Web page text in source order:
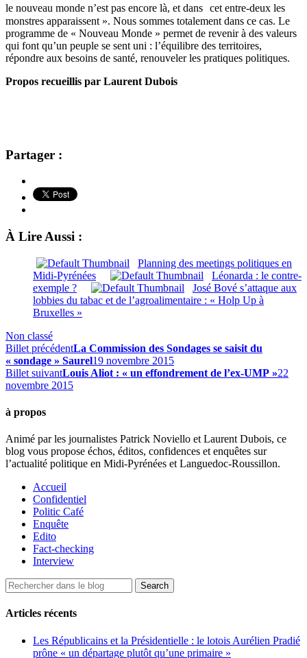
le nouveau monde n’est pas encore là, et dans cet entre-deux les
monstres apparaissent ». Nous sommes totalement dans ce cas. Le
programme de « Nouveau Monde » permet de revenir à des valeurs
qui font qu’un peuple se sent uni : l’équilibre des territoires,
répondre aux besoins de santé, renouveler les pratiques politiques.
Propos recueillis par Laurent Dubois
Partager :
À Lire Aussi :
Planning des meetings politiques en
Midi-Pyrénées
Léonarda : le contre-
exemple ?
José Bové s’attaque aux
lobbies du tabac et de l’agroalimentaire : « Holp Up à
Bruxelles »
Non classé
Billet précédentLa Commission des Sondages se saisit du
« sondage » Saurel19 novembre 2015
Billet suivantLouis Aliot : « un effondrement de l’ex-UMP »22
novembre 2015
à propos
Animé par les journalistes Patrick Noviello et Laurent Dubois, ce
blog vous propose échos, éditos, confidences et enquêtes sur
l’actualité politique en Midi-Pyrénées et Languedoc-Roussillon.
Accueil
Confidentiel
Politic Café
Enquête
Edito
Fact-checking
Interview
Articles récents
Les Républicains et la Présidentielle : le lotois Aurélien Pradié
prône « un départage plutôt qu’une primaire »